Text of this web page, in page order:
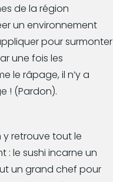
de la région
un environnement
pour surmonter
une fois les
le râpage, il n’y a
! (Pardon).
y retrouve tout le
: le sushi incarne un
un grand chef pour